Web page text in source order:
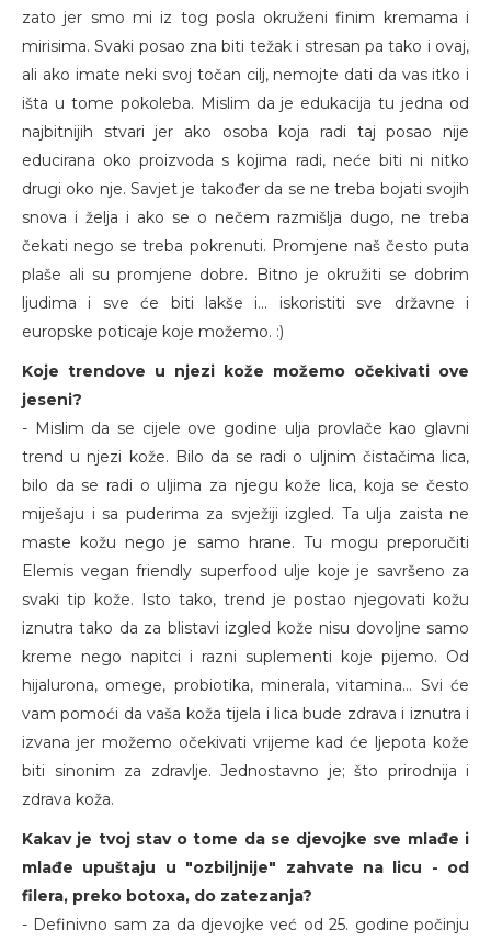
zato jer smo mi iz tog posla okruženi finim kremama i
mirisima. Svaki posao zna biti težak i stresan pa tako i ovaj,
ali ako imate neki svoj točan cilj, nemojte dati da vas itko i
išta u tome pokoleba. Mislim da je edukacija tu jedna od
najbitnijih stvari jer ako osoba koja radi taj posao nije
educirana oko proizvoda s kojima radi, neće biti ni nitko
drugi oko nje. Savjet je također da se ne treba bojati svojih
snova i želja i ako se o nečem razmišlja dugo, ne treba
čekati nego se treba pokrenuti. Promjene naš često puta
plaše ali su promjene dobre. Bitno je okružiti se dobrim
ljudima i sve će biti lakše i… iskoristiti sve državne i
europske poticaje koje možemo. :)
Koje trendove u njezi kože možemo očekivati ove
jeseni?
- Mislim da se cijele ove godine ulja provlače kao glavni
trend u njezi kože. Bilo da se radi o uljnim čistačima lica,
bilo da se radi o uljima za njegu kože lica, koja se često
miješaju i sa puderima za svježiji izgled. Ta ulja zaista ne
maste kožu nego je samo hrane. Tu mogu preporučiti
Elemis vegan friendly superfood ulje koje je savršeno za
svaki tip kože. Isto tako, trend je postao njegovati kožu
iznutra tako da za blistavi izgled kože nisu dovoljne samo
kreme nego napitci i razni suplementi koje pijemo. Od
hijalurona, omege, probiotika, minerala, vitamina… Svi će
vam pomoći da vaša koža tijela i lica bude zdrava i iznutra i
izvana jer možemo očekivati vrijeme kad će ljepota kože
biti sinonim za zdravlje. Jednostavno je; što prirodnija i
zdrava koža.
Kakav je tvoj stav o tome da se djevojke sve mlađe i
mlađe upuštaju u "ozbiljnije" zahvate na licu - od
filera, preko botoxa, do zatezanja?
- Definivno sam za da djevojke već od 25. godine počinju